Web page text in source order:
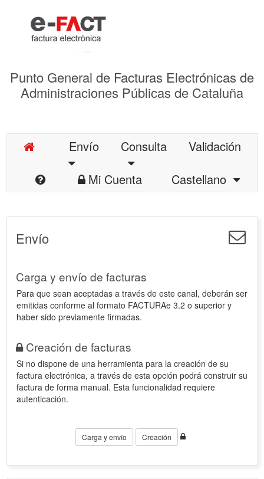
Punto General de Facturas Electrónicas de
Administraciones Públicas de Cataluña
Envío Consulta
Validación
Mi Cuenta
Castellano
Envío
Carga y envío de facturas
Para que sean aceptadas a través de este canal, deberán ser
emitidas conforme al formato FACTURAe 3.2 o superior y
haber sido previamente firmadas.
Creación de facturas
Si no dispone de una herramienta para la creación de su
factura electrónica, a través de esta opción podrá construir su
factura de forma manual. Esta funcionalidad requiere
autenticación.
Carga y envío Creación